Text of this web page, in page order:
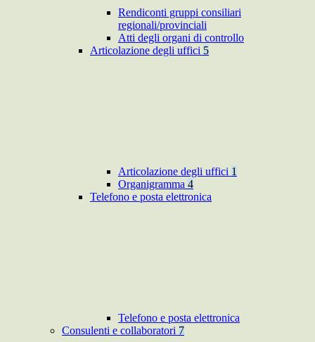
Rendiconti gruppi consiliari
regionali/provinciali
Atti degli organi di controllo
Articolazione degli uffici 5
Articolazione degli uffici 1
Organigramma 4
Telefono e posta elettronica
Telefono e posta elettronica
Consulenti e collaboratori 7